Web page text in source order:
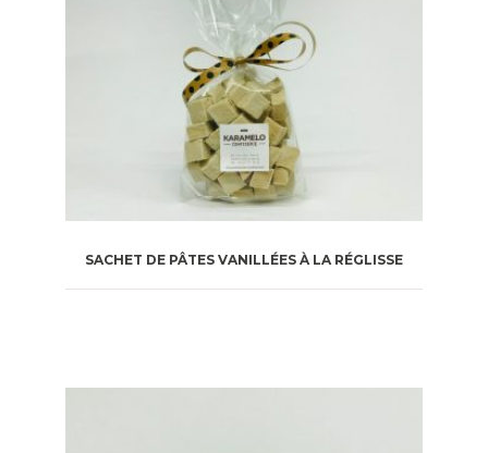
SACHET DE PÂTES VANILLÉES À LA RÉGLISSE